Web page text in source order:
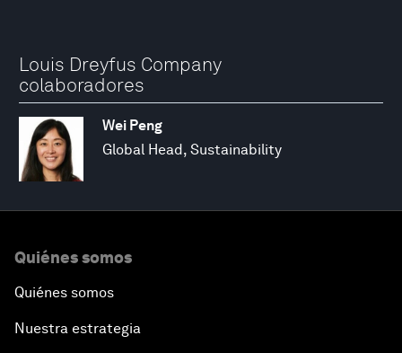
Louis Dreyfus Company
colaboradores
Wei Peng
Global Head, Sustainability
Quiénes somos
Quiénes somos
Nuestra estrategia